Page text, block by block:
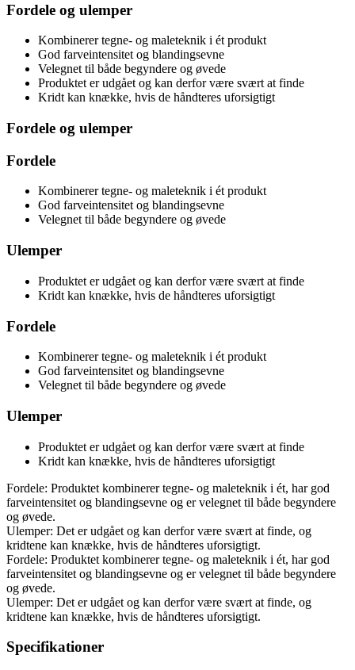
Fordele og ulemper
Kombinerer tegne- og maleteknik i ét produkt
God farveintensitet og blandingsevne
Velegnet til både begyndere og øvede
Produktet er udgået og kan derfor være svært at finde
Kridt kan knække, hvis de håndteres uforsigtigt
Fordele og ulemper
Fordele
Kombinerer tegne- og maleteknik i ét produkt
God farveintensitet og blandingsevne
Velegnet til både begyndere og øvede
Ulemper
Produktet er udgået og kan derfor være svært at finde
Kridt kan knække, hvis de håndteres uforsigtigt
Fordele
Kombinerer tegne- og maleteknik i ét produkt
God farveintensitet og blandingsevne
Velegnet til både begyndere og øvede
Ulemper
Produktet er udgået og kan derfor være svært at finde
Kridt kan knække, hvis de håndteres uforsigtigt
Fordele: Produktet kombinerer tegne- og maleteknik i ét, har god
farveintensitet og blandingsevne og er velegnet til både begyndere
og øvede.
Ulemper: Det er udgået og kan derfor være svært at finde, og
kridtene kan knække, hvis de håndteres uforsigtigt.
Fordele: Produktet kombinerer tegne- og maleteknik i ét, har god
farveintensitet og blandingsevne og er velegnet til både begyndere
og øvede.
Ulemper: Det er udgået og kan derfor være svært at finde, og
kridtene kan knække, hvis de håndteres uforsigtigt.
Specifikationer